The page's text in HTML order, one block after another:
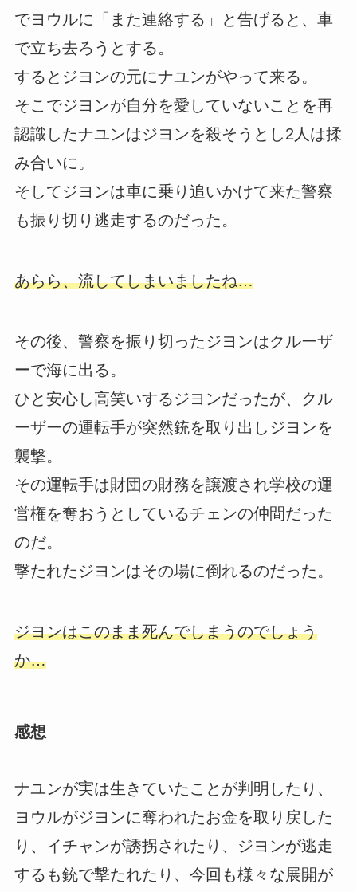
でヨウルに「また連絡する」と告げると、車
で立ち去ろうとする。
するとジヨンの元にナユンがやって来る。
そこでジヨンが自分を愛していないことを再
認識したナユンはジヨンを殺そうとし2人は揉
み合いに。
そしてジヨンは車に乗り追いかけて来た警察
も振り切り逃走するのだった。
あらら、流してしまいましたね…
その後、警察を振り切ったジヨンはクルーザ
ーで海に出る。
ひと安心し高笑いするジヨンだったが、クル
ーザーの運転手が突然銃を取り出しジヨンを
襲撃。
その運転手は財団の財務を譲渡され学校の運
営権を奪おうとしているチェンの仲間だった
のだ。
撃たれたジヨンはその場に倒れるのだった。
ジヨンはこのまま死んでしまうのでしょう
か…
感想
ナユンが実は生きていたことが判明したり、
ヨウルがジヨンに奪われたお金を取り戻した
り、イチャンが誘拐されたり、ジヨンが逃走
するも銃で撃たれたり、今回も様々な展開が